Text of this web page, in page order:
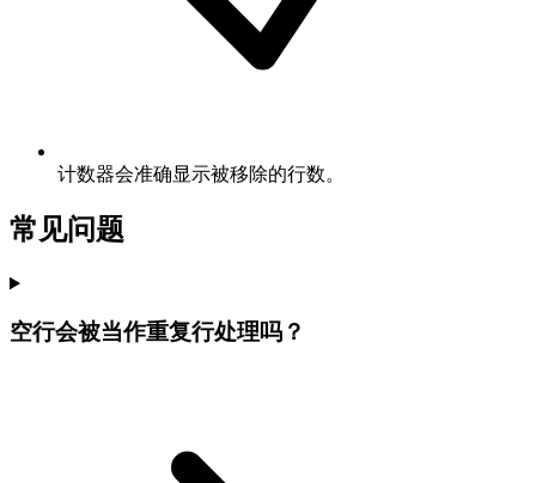
计数器会准确显示被移除的行数。
常见问题
空行会被当作重复行处理吗？